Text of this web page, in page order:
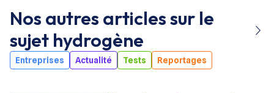
Nos autres articles sur le
sujet hydrogène
Entreprises Actualité Tests Reportages